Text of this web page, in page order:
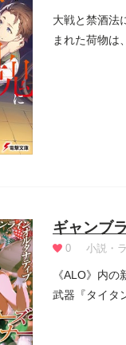
大戦と禁酒法
まれた荷物
ギャンブ
0 小説・
《ALO》内
武器『タイタ